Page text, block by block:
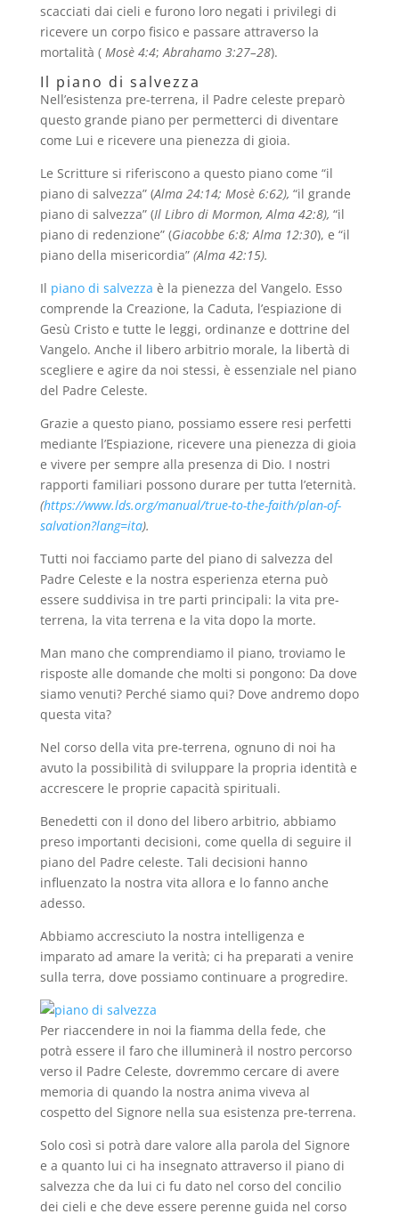
scacciati dai cieli e furono loro negati i privilegi di
ricevere un corpo fisico e passare attraverso la
mortalità ( Mosè 4:4;Abrahamo 3:27–28).
Il piano di salvezza
Nell’esistenza pre-terrena, il Padre celeste preparò
questo grande piano per permetterci di diventare
come Lui e ricevere una pienezza di gioia.
Le Scritture si riferiscono a questo piano come “il
piano di salvezza” (Alma 24:14; Mosè 6:62), “il grande
piano di salvezza” (Il Libro di Mormon, Alma 42:8), “il
piano di redenzione” (Giacobbe 6:8;Alma 12:30), e “il
piano della misericordia” (Alma 42:15).
Il piano di salvezza è la pienezza del Vangelo. Esso
comprende la Creazione, la Caduta, l’espiazione di
Gesù Cristo e tutte le leggi, ordinanze e dottrine del
Vangelo. Anche il libero arbitrio morale, la libertà di
scegliere e agire da noi stessi, è essenziale nel piano
del Padre Celeste.
Grazie a questo piano, possiamo essere resi perfetti
mediante l’Espiazione, ricevere una pienezza di gioia
e vivere per sempre alla presenza di Dio. I nostri
rapporti familiari possono durare per tutta l’eternità.
(https://www.lds.org/manual/true-to-the-faith/plan-of-
salvation?lang=ita).
Tutti noi facciamo parte del piano di salvezza del
Padre Celeste e la nostra esperienza eterna può
essere suddivisa in tre parti principali: la vita pre-
terrena, la vita terrena e la vita dopo la morte.
Man mano che comprendiamo il piano, troviamo le
risposte alle domande che molti si pongono: Da dove
siamo venuti? Perché siamo qui? Dove andremo dopo
questa vita?
Nel corso della vita pre-terrena, ognuno di noi ha
avuto la possibilità di sviluppare la propria identità e
accrescere le proprie capacità spirituali.
Benedetti con il dono del libero arbitrio, abbiamo
preso importanti decisioni, come quella di seguire il
piano del Padre celeste. Tali decisioni hanno
influenzato la nostra vita allora e lo fanno anche
adesso.
Abbiamo accresciuto la nostra intelligenza e
imparato ad amare la verità; ci ha preparati a venire
sulla terra, dove possiamo continuare a progredire.
Per riaccendere in noi la fiamma della fede, che
potrà essere il faro che illuminerà il nostro percorso
verso il Padre Celeste, dovremmo cercare di avere
memoria di quando la nostra anima viveva al
cospetto del Signore nella sua esistenza pre-terrena.
Solo così si potrà dare valore alla parola del Signore
e a quanto lui ci ha insegnato attraverso il piano di
salvezza che da lui ci fu dato nel corso del concilio
dei cieli e che deve essere perenne guida nel corso